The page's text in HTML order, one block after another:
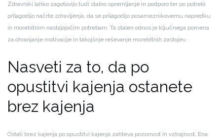
Zdravniki lahko zagotovijo tudi stalno spremljanje in podporo ter po potrebi
prilagodijo načrte zdravljenja, da se prilagodijo posameznikovemu napredku
in morebitnim nastajajočim potrebam. Ta stalen odnos je ključnega pomena
za ohranjanje motivacije in takojšnje reševanje morebitnih zastojev.
Nasveti za to, da po
opustitvi kajenja ostanete
brez kajenja
Ostati brez kajenja po opustitvi kajenja zahteva pozornost in vztrajnost. Ena